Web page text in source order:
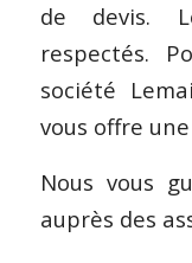
de devis.
respectés.
société
vous offre
Nous vous
auprès des